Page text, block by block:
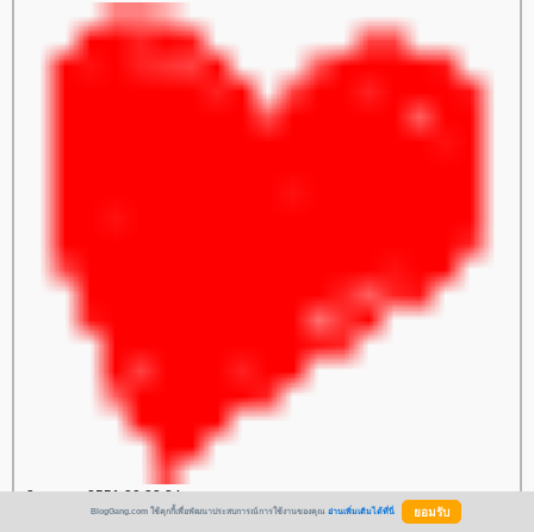
3 ตุลาคม 2551 20:33:34 น.
BlogGang.com ใช้คุกกี้เพื่อพัฒนาประสบการณ์การใช้งานของคุณ อ่านเพิ่มเติมได้ที่นี่